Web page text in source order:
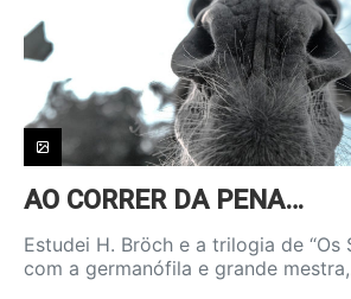
AO CORRER DA PENA…
Estudei H. Bröch e a trilogia de “Os
com a germanófila e grande